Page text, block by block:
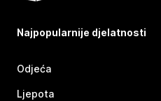
Najpopularnije djelatnosti
Odjeća
Ljepota